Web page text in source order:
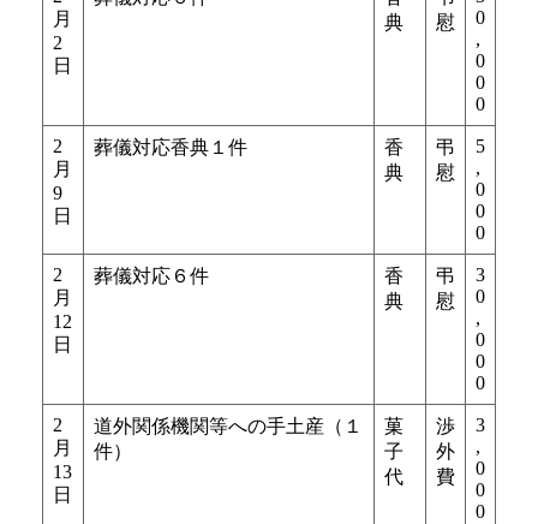
月
2
日
典
慰
0
,
0
0
0
2
月
9
日
葬儀対応香典１件
香
典
弔
慰
5
,
0
0
0
2
月
12
日
葬儀対応６件
香
典
弔
慰
3
0
,
0
0
0
2
月
13
日
道外関係機関等への手土産（１
件）
菓
子
代
渉
外
費
3
,
0
0
0